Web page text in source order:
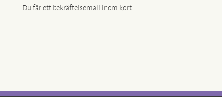
Du får ett bekräftelsemail inom kort.